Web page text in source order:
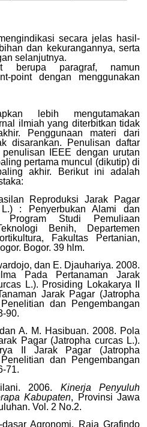
secara jelas hasil-
dan kekurangannya, serta
selanjutnya.
berupa paragraf, namun
point dengan menggunakan
lebih mengutamakan
ilmiah yang diterbitkan tidak
Penggunaan materi dari
disarankan. Penulisan daftar
IEEE dengan urutan
pertama muncul (dikutip) di
akhir. Berikut ini adalah
Reproduksi Jarak Pagar
: Penyerbukan Alami dan
Program Studi Pemuliaan
Benih, Departemen
Fakultas Pertanian,
Bogor. 39 hlm.
dan E. Djauhariya. 2008.
Pada Pertanaman Jarak
L.). Prosiding Lokakarya II
Jarak Pagar (Jatropha
dan Pengembangan
90.
A. M. Hasibuan. 2008. Pola
Pagar (Jatropha curcas L.).
II Jarak Pagar (Jatropha
dan Pengembangan
71.
2006. Kinerja Penyuluh
Kabupaten, Provinsi Jawa
Vol. 2 No.2.
Agronomi. Raja Grafindo